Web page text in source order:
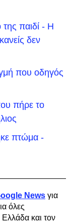
παιδί - Η
δεν
που οδηγός
πήρε το
πτώμα -
News για
όλες
Ελλάδα και τον